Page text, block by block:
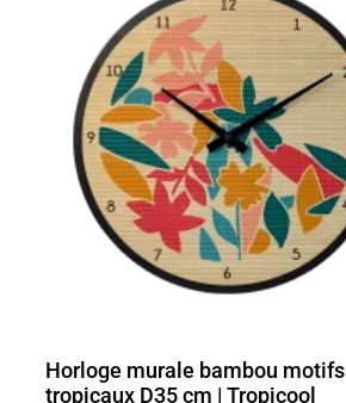
Horloge murale bambou motifs
tropicaux D35 cm | Tropicool